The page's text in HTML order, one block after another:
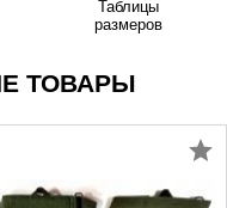
Таблицы
размеров
ТОВАРЫ